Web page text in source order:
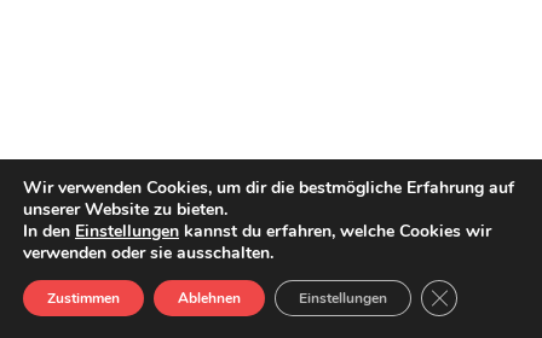
Wir verwenden Cookies, um dir die bestmögliche Erfahrung auf
unserer Website zu bieten.
In den Einstellungen kannst du erfahren, welche Cookies wir
verwenden oder sie ausschalten.
Zustimmen Ablehnen Einstellungen GDPR